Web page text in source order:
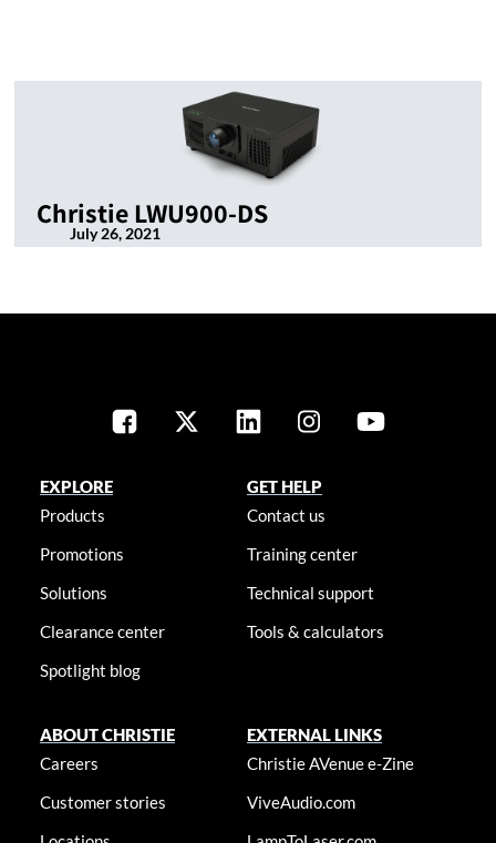
Christie LWU900-DS
July 26, 2021
EXPLORE
Products
Promotions
Solutions
Clearance center
Spotlight blog
GET HELP
Contact us
Training center
Technical support
Tools & calculators
ABOUT CHRISTIE
Careers
Customer stories
EXTERNAL LINKS
Christie AVenue e-Zine
ViveAudio.com